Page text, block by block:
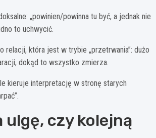
„powinien/powinna tu być, a jednak nie
to uchwycić.
która jest w trybie „przetrwania”: dużo
dokąd to wszystko zmierza.
kieruje interpretację w stronę starych
ulgę, czy kolejną